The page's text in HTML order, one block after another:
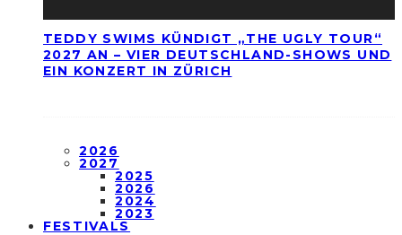
TEDDY SWIMS KÜNDIGT „THE UGLY TOUR“
2027 AN – VIER DEUTSCHLAND-SHOWS UND
EIN KONZERT IN ZÜRICH
2026
2027
2025
2026
2024
2023
FESTIVALS